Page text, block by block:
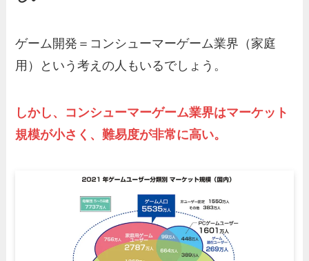
ゲーム開発＝コンシューマーゲーム業界（家庭
用）という考えの人もいるでしょう。
しかし、 コンシューマーゲーム業界はマーケット
規模が小さく、難易度が非常に高い。